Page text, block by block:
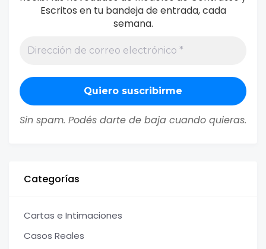
Escritos en tu bandeja de entrada, cada
semana.
Sin spam. Podés darte de baja cuando quieras.
Categorías
Cartas e Intimaciones
Casos Reales